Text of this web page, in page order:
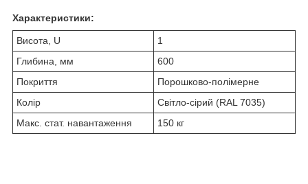
Характеристики:
Висота, U
1
Глибина, мм
600
Покриття
Порошково-полімерне
Колір
Світло-сірий (RAL 7035)
Макс. стат. навантаження
150 кг